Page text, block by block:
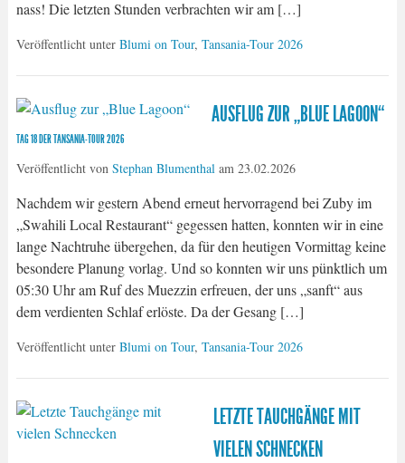
nass! Die letzten Stunden verbrachten wir am […]
Veröffentlicht unter Blumi on Tour, Tansania-Tour 2026
AUSFLUG ZUR „BLUE LAGOON“
TAG 18 DER TANSANIA-TOUR 2026
Veröffentlicht von Stephan Blumenthalam 23.02.2026
Nachdem wir gestern Abend erneut hervorragend bei Zuby im
„Swahili Local Restaurant“ gegessen hatten, konnten wir in eine
lange Nachtruhe übergehen, da für den heutigen Vormittag keine
besondere Planung vorlag. Und so konnten wir uns pünktlich um
05:30 Uhr am Ruf des Muezzin erfreuen, der uns „sanft“ aus
dem verdienten Schlaf erlöste. Da der Gesang […]
Veröffentlicht unter Blumi on Tour, Tansania-Tour 2026
LETZTE TAUCHGÄNGE MIT
VIELEN SCHNECKEN